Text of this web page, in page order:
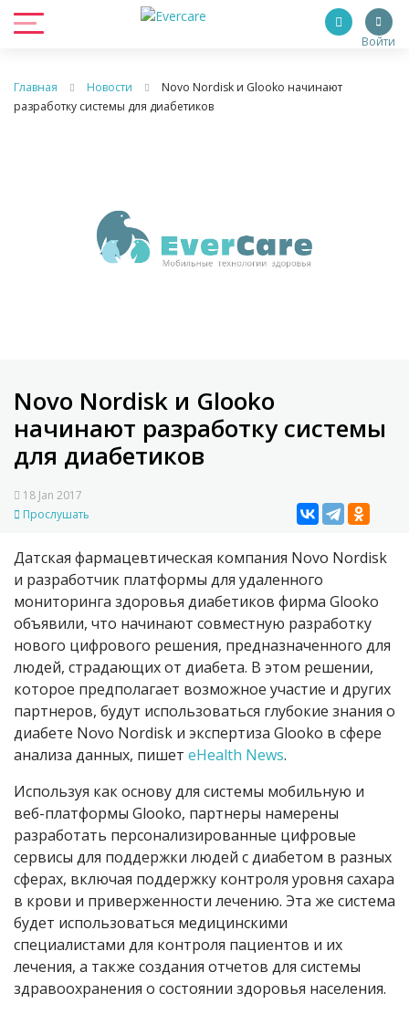
Войти
Главная Новости
Novo Nordisk и Glooko начинают
разработку системы для диабетиков
Novo Nordisk и Glooko
начинают разработку системы
для диабетиков
18 Jan 2017
Прослушать
Датская фармацевтическая компания Novo Nordisk
и разработчик платформы для удаленного
мониторинга здоровья диабетиков фирма Glooko
объявили, что начинают совместную разработку
нового цифрового решения, предназначенного для
людей, страдающих от диабета. В этом решении,
которое предполагает возможное участие и других
партнеров, будут использоваться глубокие знания о
диабете Novo Nordisk и экспертиза Glooko в сфере
анализа данных, пишет eHealth News.
Используя как основу для системы мобильную и
веб-платформы Glooko, партнеры намерены
разработать персонализированные цифровые
сервисы для поддержки людей с диабетом в разных
сферах, включая поддержку контроля уровня сахара
в крови и приверженности лечению. Эта же система
будет использоваться медицинскими
специалистами для контроля пациентов и их
лечения, а также создания отчетов для системы
здравоохранения о состоянии здоровья населения.